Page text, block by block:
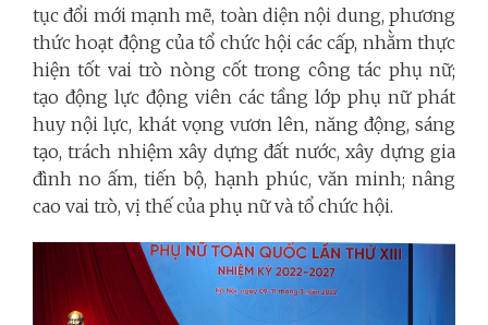
tục đổi mới mạnh mẽ, toàn diện nội dung, phương
thức hoạt động của tổ chức hội các cấp, nhằm thực
hiện tốt vai trò nòng cốt trong công tác phụ nữ;
tạo động lực động viên các tầng lớp phụ nữ phát
huy nội lực, khát vọng vươn lên, năng động, sáng
tạo, trách nhiệm xây dựng đất nước, xây dựng gia
đình no ấm, tiến bộ, hạnh phúc, văn minh; nâng
cao vai trò, vị thế của phụ nữ và tổ chức hội.